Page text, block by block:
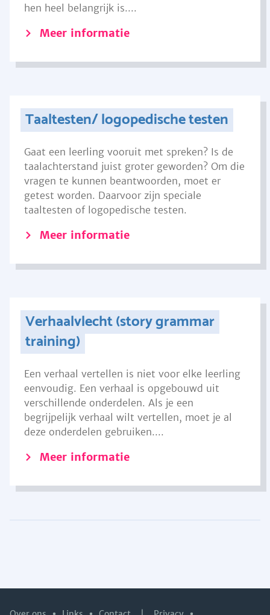
hen heel belangrijk is....
Meer informatie
Taaltesten/ logopedische testen
Gaat een leerling vooruit met spreken? Is de
taalachterstand juist groter geworden? Om die
vragen te kunnen beantwoorden, moet er
getest worden. Daarvoor zijn speciale
taaltesten of logopedische testen.
Meer informatie
Verhaalvlecht (story grammar
training)
Een verhaal vertellen is niet voor elke leerling
eenvoudig. Een verhaal is opgebouwd uit
verschillende onderdelen. Als je een
begrijpelijk verhaal wilt vertellen, moet je al
deze onderdelen gebruiken....
Meer informatie